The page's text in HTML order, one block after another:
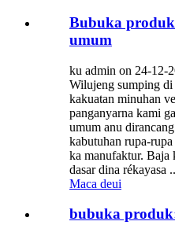
Bubuka
umum
ku admin on 24-12-
Wilujeng sumping di
kakuatan minuhan
panganyarna kami
umum anu
kabutuhan rupa-
ka manufaktur. Baja
dasar dina rékayasa
Maca deui
bubuka produk: